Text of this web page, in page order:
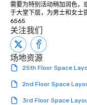
需要为特别活动稍加润色，
于大堂下层，为男士和女士
6565
关注我们
场地资源
25th Floor Space
2nd Floor Space
3rd Floor Space